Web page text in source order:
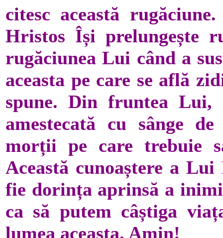
citesc această
Hristos Își prelungește
rugăciunea Lui când a
aceasta pe care se află
spune. Din fruntea Lui,
amestecată cu sânge
morții pe care trebuie
Această cunoaștere a
fie dorința aprinsă a
ca să putem câștiga
lumea aceasta. Amin!